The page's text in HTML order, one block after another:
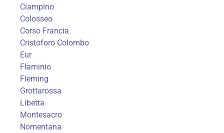
Ciampino
Colosseo
Corso Francia
Cristoforo Colombo
Eur
Flaminio
Fleming
Grottarossa
Libetta
Montesacro
Nomentana